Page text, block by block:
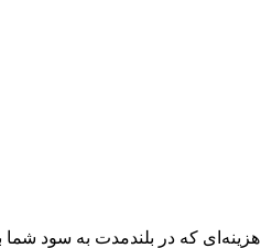
که در بلندمدت به سود شما